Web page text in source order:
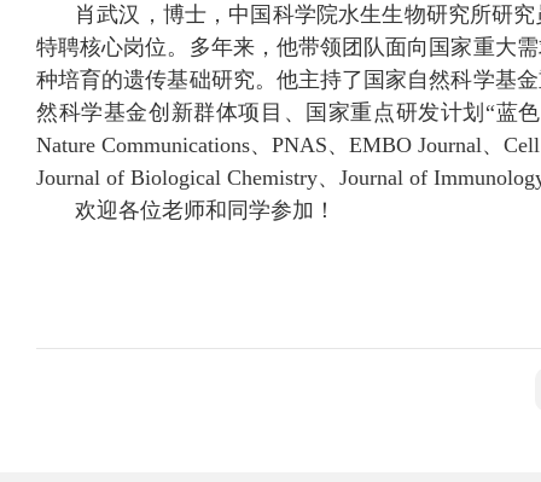
肖武汉，博士，中国科学院水生生物研究所研
特聘核心岗位。多年来，他带领团队面向国家重大
种培育的遗传基础研究。他主持了国家自然科学基
然科学基金创新群体项目、国家重点研发计划“蓝
Nature Communications、PNAS、EMBO Journal、
Journal of Biological Chemistry、 Journal of
欢迎各位老师和同学参加！